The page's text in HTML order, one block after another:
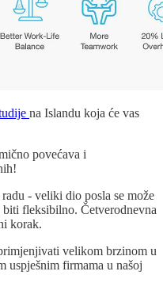
na Islandu koja će vas
povećava i
- veliki dio posla se može
fleksibilno. Četverodnevna
korak.
velikom brzinom u
uspješnim firmama u našoj